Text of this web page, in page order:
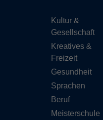
Kultur &
Gesellschaft
Kreatives &
Freizeit
Gesundheit
Sprachen
Beruf
Meisterschule